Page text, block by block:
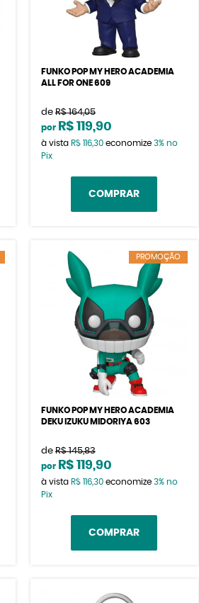
FUNKO POP MY HERO ACADEMIA
ALL FOR ONE 609
de R$ 164,05
por R$ 119,90
à vista R$ 116,30economize 3% no
Pix
COMPRAR
PROMOÇÃO
FUNKO POP MY HERO ACADEMIA
DEKU IZUKU MIDORIYA 603
de R$ 145,83
por R$ 119,90
à vista R$ 116,30economize 3% no
Pix
COMPRAR